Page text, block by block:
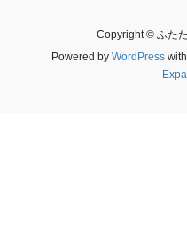
Copyright © ふた
Powered by WordPresswith